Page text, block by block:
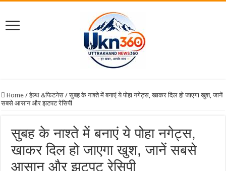
Home / हेल्थ &फिटनेस / सुबह के नाश्ते में बनाएं ये पोहा नगेट्स, खाकर दिल हो जाएगा खुश, जानें
सबसे आसान और झटपट रेसिपी
सुबह के नाश्ते में बनाएं ये पोहा नगेट्स,
खाकर दिल हो जाएगा खुश, जानें सबसे
आसान और झटपट रेसिपी